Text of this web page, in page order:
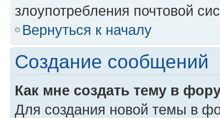
злоупотребления почтовой
Вернуться к началу
Создание сообщений
Как мне создать тему в
Для создания новой темы в